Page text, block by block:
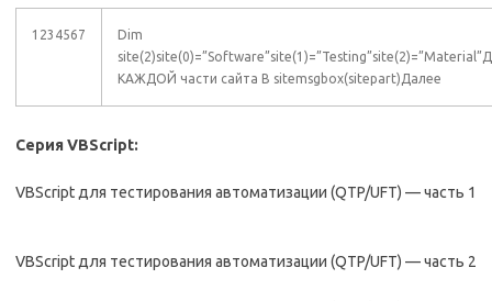
1234567
Dim
КАЖДОЙ части сайта В sitemsgbox(sitepart)Далее
Серия VBScript:
VBScript для тестирования автоматизации (QTP/UFT) — часть 1
VBScript для тестирования автоматизации (QTP/UFT) — часть 2